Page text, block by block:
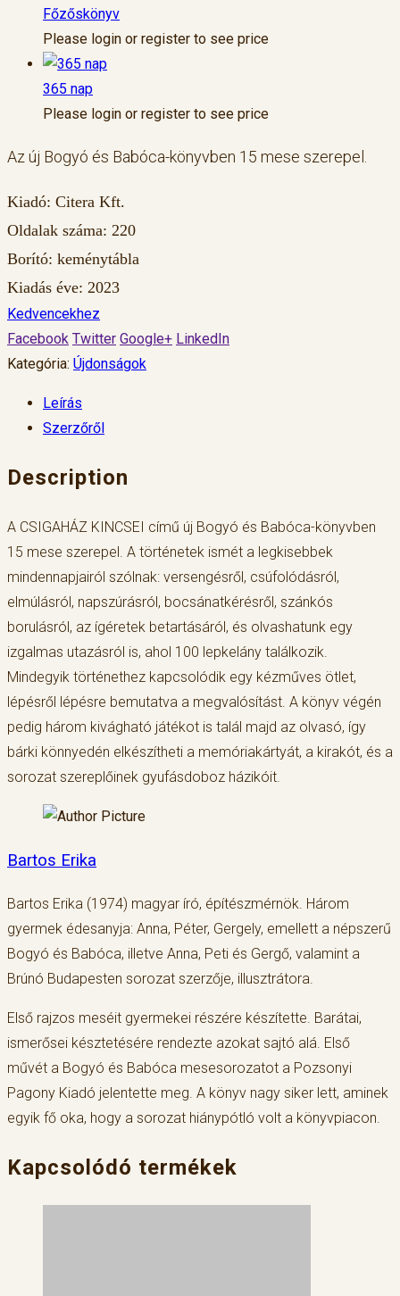
Főzőskönyv
Please login or register to see price
365 nap
Please login or register to see price
Az új Bogyó és Babóca-könyvben 15 mese szerepel.
Kiadó: Citera Kft.
Oldalak száma: 220
Borító: keménytábla
Kiadás éve: 2023
Kedvencekhez
Facebook Twitter Google+ LinkedIn
Kategória: Újdonságok
Leírás
Szerzőről
Description
A CSIGAHÁZ KINCSEI című új Bogyó és Babóca-könyvben
15 mese szerepel. A történetek ismét a legkisebbek
mindennapjairól szólnak: versengésről, csúfolódásról,
elmúlásról, napszúrásról, bocsánatkérésről, szánkós
borulásról, az ígéretek betartásáról, és olvashatunk egy
izgalmas utazásról is, ahol 100 lepkelány találkozik.
Mindegyik történethez kapcsolódik egy kézműves ötlet,
lépésről lépésre bemutatva a megvalósítást. A könyv végén
pedig három kivágható játékot is talál majd az olvasó, így
bárki könnyedén elkészítheti a memóriakártyát, a kirakót, és a
sorozat szereplőinek gyufásdoboz házikóit.
Bartos Erika
Bartos Erika (1974) magyar író, építészmérnök. Három
gyermek édesanyja: Anna, Péter, Gergely, emellett a népszerű
Bogyó és Babóca, illetve Anna, Peti és Gergő, valamint a
Brúnó Budapesten sorozat szerzője, illusztrátora.
Első rajzos meséit gyermekei részére készítette. Barátai,
ismerősei késztetésére rendezte azokat sajtó alá. Első
művét a Bogyó és Babóca mesesorozatot a Pozsonyi
Pagony Kiadó jelentette meg. A könyv nagy siker lett, aminek
egyik fő oka, hogy a sorozat hiánypótló volt a könyvpiacon.
Kapcsolódó termékek